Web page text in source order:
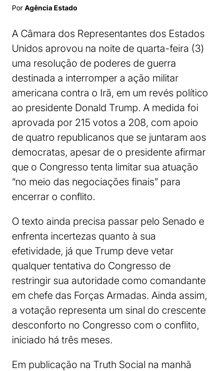
Por Agência Estado
A Câmara dos Representantes dos Estados
Unidos aprovou na noite de quarta-feira (3)
uma resolução de poderes de guerra
destinada a interromper a ação militar
americana contra o Irã, em um revés político
ao presidente Donald Trump. A medida foi
aprovada por 215 votos a 208, com apoio
de quatro republicanos que se juntaram aos
democratas, apesar de o presidente afirmar
que o Congresso tenta limitar sua atuação
“no meio das negociações finais” para
encerrar o conflito.
O texto ainda precisa passar pelo Senado e
enfrenta incertezas quanto à sua
efetividade, já que Trump deve vetar
qualquer tentativa do Congresso de
restringir sua autoridade como comandante
em chefe das Forças Armadas. Ainda assim,
a votação representa um sinal do crescente
desconforto no Congresso com o conflito,
iniciado há três meses.
Em publicação na Truth Social na manhã